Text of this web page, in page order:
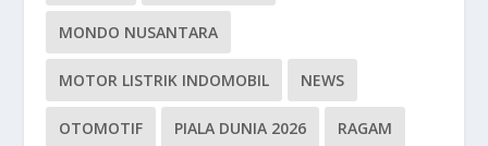
MONDO NUSANTARA
MOTOR LISTRIK INDOMOBIL NEWS
OTOMOTIF PIALA DUNIA 2026 RAGAM